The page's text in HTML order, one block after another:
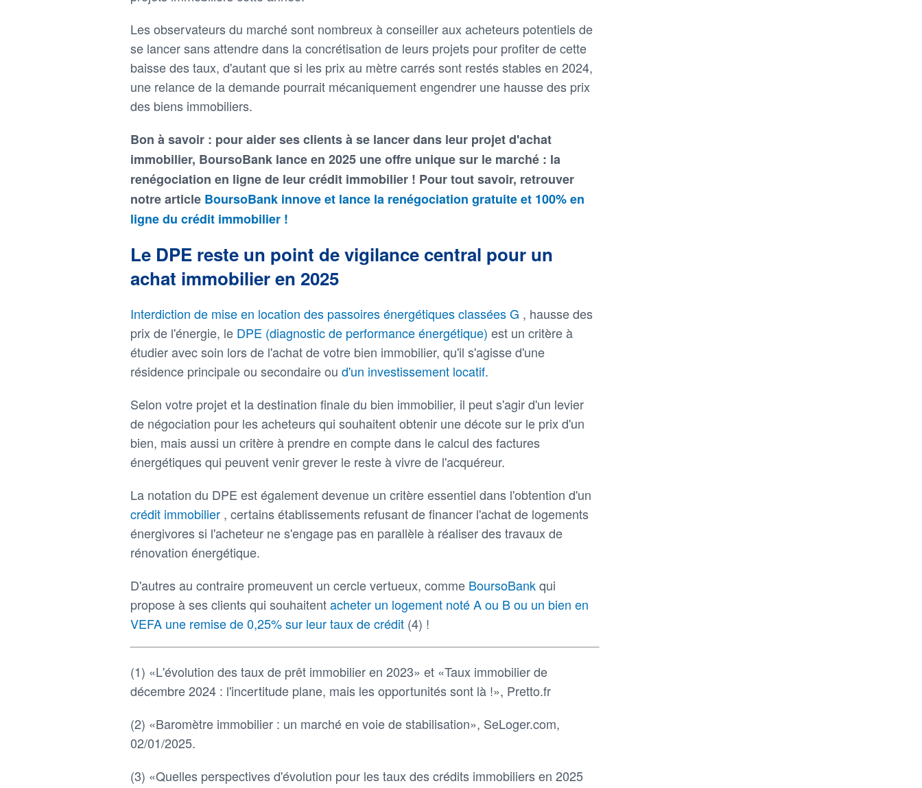
Les observateurs du marché sont nombreux à conseiller aux acheteurs potentiels de
se lancer sans attendre dans la concrétisation de leurs projets pour profiter de cette
baisse des taux, d'autant que si les prix au mètre carrés sont restés stables en 2024,
une relance de la demande pourrait mécaniquement engendrer une hausse des prix
des biens immobiliers.
Bon à savoir : pour aider ses clients à se lancer dans leur projet d'achat
immobilier, BoursoBank lance en 2025 une offre unique sur le marché : la
renégociation en ligne de leur crédit immobilier ! Pour tout savoir, retrouver
notre article BoursoBank innove et lance la renégociation gratuite et 100% en
ligne du crédit immobilier !
Le DPE reste un point de vigilance central pour un
achat immobilier en 2025
Interdiction de mise en location des passoires énergétiques classées G , hausse des
prix de l'énergie, le DPE (diagnostic de performance énergétique) est un critère à
étudier avec soin lors de l'achat de votre bien immobilier, qu'il s'agisse d'une
résidence principale ou secondaire ou d'un investissement locatif.
Selon votre projet et la destination finale du bien immobilier, il peut s'agir d'un levier
de négociation pour les acheteurs qui souhaitent obtenir une décote sur le prix d'un
bien, mais aussi un critère à prendre en compte dans le calcul des factures
énergétiques qui peuvent venir grever le reste à vivre de l'acquéreur.
La notation du DPE est également devenue un critère essentiel dans l'obtention d'un
crédit immobilier , certains établissements refusant de financer l'achat de logements
énergivores si l'acheteur ne s'engage pas en parallèle à réaliser des travaux de
rénovation énergétique.
D'autres au contraire promeuvent un cercle vertueux, comme BoursoBankqui
propose à ses clients qui souhaitentacheter un logement noté A ou B ou un bien en
VEFA une remise de 0,25% sur leur taux de crédit (4) !
(1) «L'évolution des taux de prêt immobilier en 2023» et «Taux immobilier de
décembre 2024 : l'incertitude plane, mais les opportunités sont là !», Pretto.fr
(2) «Baromètre immobilier : un marché en voie de stabilisation», SeLoger.com,
02/01/2025.
(3) «Quelles perspectives d'évolution pour les taux des crédits immobiliers en 2025